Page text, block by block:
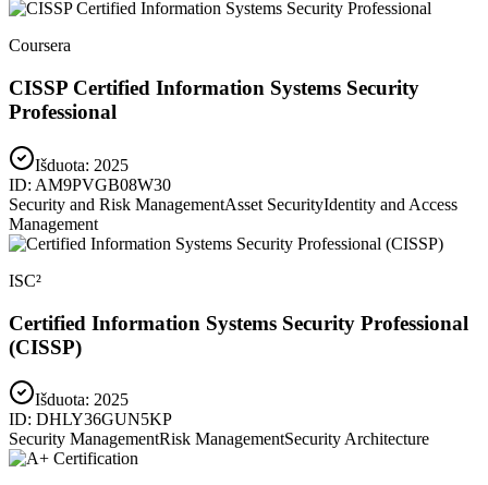
Coursera
CISSP Certified Information Systems Security
Professional
Išduota: 2025
ID: AM9PVGB08W30
Security and Risk ManagementAsset SecurityIdentity and Access
Management
ISC²
Certified Information Systems Security Professional
(CISSP)
Išduota: 2025
ID: DHLY36GUN5KP
Security ManagementRisk ManagementSecurity Architecture